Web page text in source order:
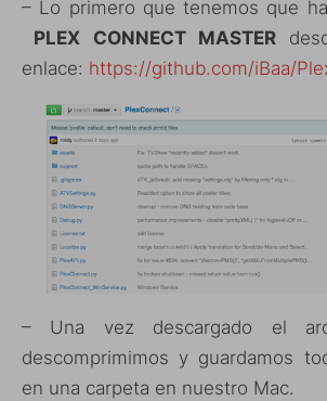
– Lo primero que tenemos que
PLEX CONNECT MASTER
enlace: https://github.com/iBaa/
– Una vez descargado el
descomprimimos y guardamos
en una carpeta en nuestro Mac.